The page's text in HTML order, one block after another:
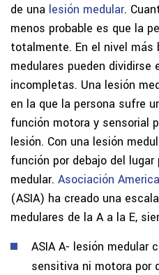
de una lesión medular.
menos probable es que la
totalmente. En el nivel más
medulares pueden dividirse
incompletas. Una lesión
en la que la persona sufre
función motora y sensorial
lesión. Con una lesión
función por debajo del
medular. Asociación
(ASIA) ha creado una
medulares de la A a la E,
ASIA A- lesión medular
sensitiva ni motora por